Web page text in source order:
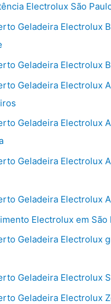
Electrolux São
Geladeira Electrolux
Geladeira Electrolux
Geladeira Electrolux
Geladeira Electrolux
Geladeira Electrolux
Geladeira Electrolux
Electrolux em São
Geladeira Electrolux
Geladeira Electrolux
Geladeira Electrolux